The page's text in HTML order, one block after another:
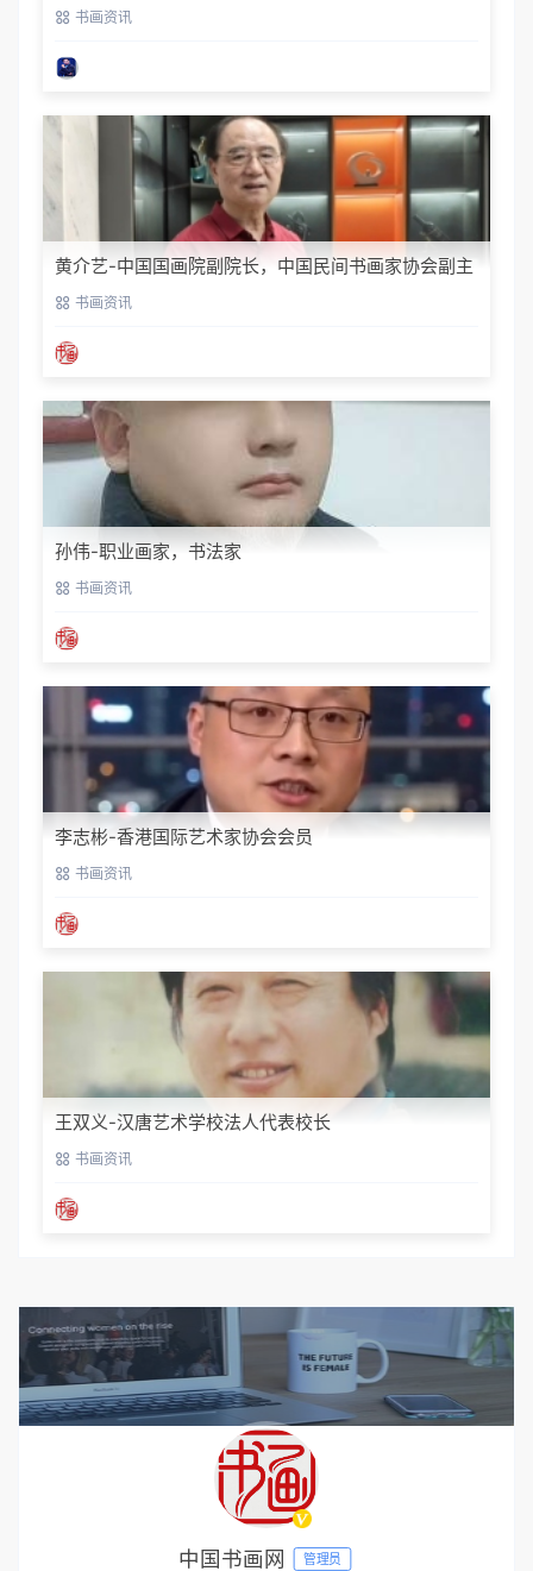
书画资讯
黄介艺-中国国画院副院长，中国民间书画家协会副主
席 书画资讯
孙伟-职业画家，书法家
书画资讯
李志彬-香港国际艺术家协会会员
书画资讯
王双义-汉唐艺术学校法人代表校长
书画资讯
中国书画网 管理员